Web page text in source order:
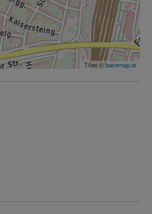
Tiles ©basemap.at